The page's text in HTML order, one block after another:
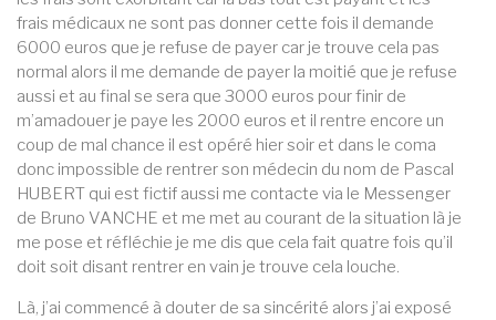
frais médicaux ne sont pas donner cette fois il demande
6000 euros que je refuse de payer car je trouve cela pas
normal alors il me demande de payer la moitié que je refuse
aussi et au final se sera que 3000 euros pour finir de
m’amadouer je paye les 2000 euros et il rentre encore un
coup de mal chance il est opéré hier soir et dans le coma
donc impossible de rentrer son médecin du nom de Pascal
HUBERT qui est fictif aussi me contacte via le Messenger
de Bruno VANCHE et me met au courant de la situation là je
me pose et réfléchie je me dis que cela fait quatre fois qu’il
doit soit disant rentrer en vain je trouve cela louche.
Là, j’ai commencé à douter de sa sincérité alors j’ai exposé